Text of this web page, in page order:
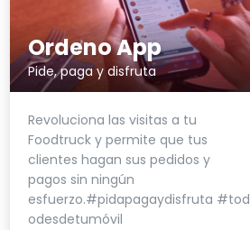
Ordeno App
Pide, paga y disfruta
Revoluciona las visitas a tu
Foodtruck y permite que tus
clientes hagan sus pedidos y
pagos sin ningún
esfuerzo.#pidapagaydisfruta #tod
odesdetumóvil